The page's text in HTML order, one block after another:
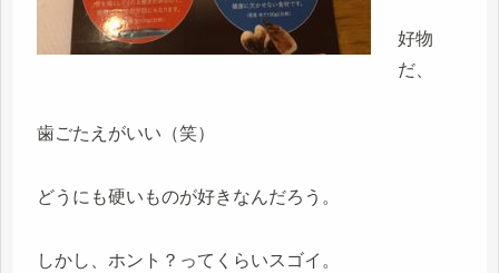
好物
だ、
歯ごたえがいい（笑）
どうにも硬いものが好きなんだろう。
しかし、ホント？ってくらいスゴイ。